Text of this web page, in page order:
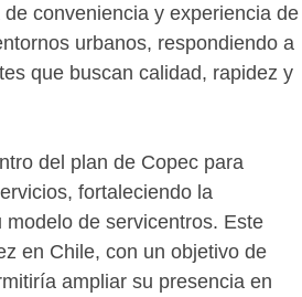
conveniencia y experiencia de
urbanos, respondiendo a
que buscan calidad, rapidez y
del plan de Copec para
fortaleciendo la
de servicentros. Este
en Chile, con un objetivo de
ampliar su presencia en